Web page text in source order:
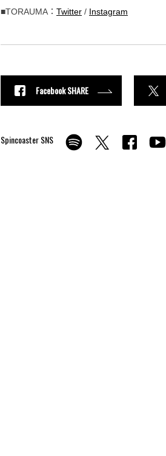
■TORAUMA： Twitter / Instagram
Facebook SHARE
Spincoaster SNS